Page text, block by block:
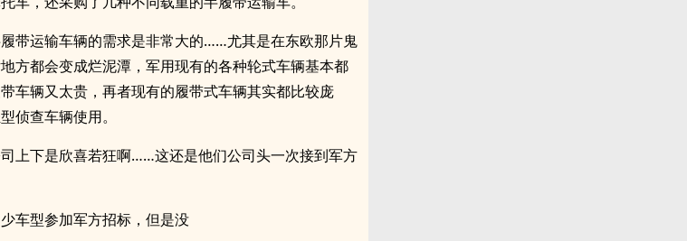
带运输车辆的需求是非常大的……尤其是在东欧那片鬼
方都会变成烂泥潭，军用现有的各种轮式车辆基本都
车辆又太贵，再者现有的履带式车辆其实都比较庞
侦查车辆使用。
上下是欣喜若狂啊……这还是他们公司头一次接到军方
车型参加军方招标，但是没